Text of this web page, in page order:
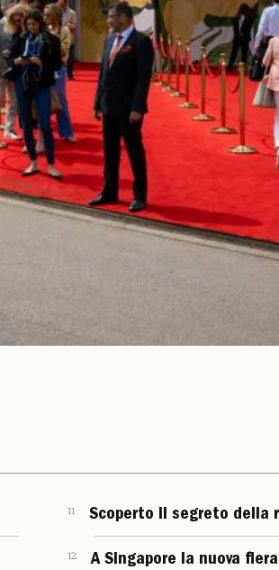
11 Scoperto il segreto della
12 A Singapore la nuova